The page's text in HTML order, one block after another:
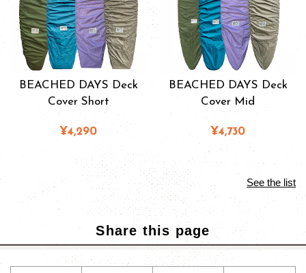
BEACHED DAYS Deck
Cover Short
¥4,290
BEACHED DAYS Deck
Cover Mid
¥4,730
See the list
Share this page